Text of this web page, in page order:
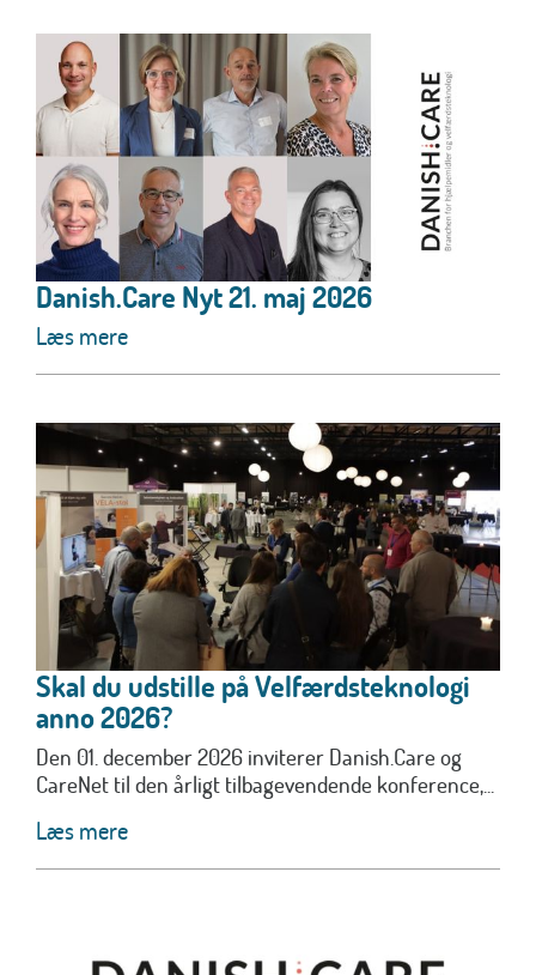
Danish.Care Nyt 21. maj 2026
Læs mere
Skal du udstille på Velfærdsteknologi
anno 2026?
Den 01. december 2026 inviterer Danish.Care og
CareNet til den årligt tilbagevendende konference,...
Læs mere